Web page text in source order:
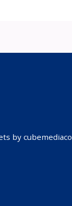
by cubemediaco